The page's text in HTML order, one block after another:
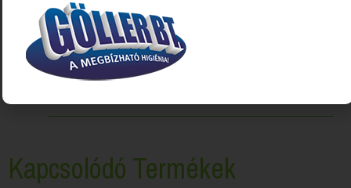
Kapcsolódó Termékek